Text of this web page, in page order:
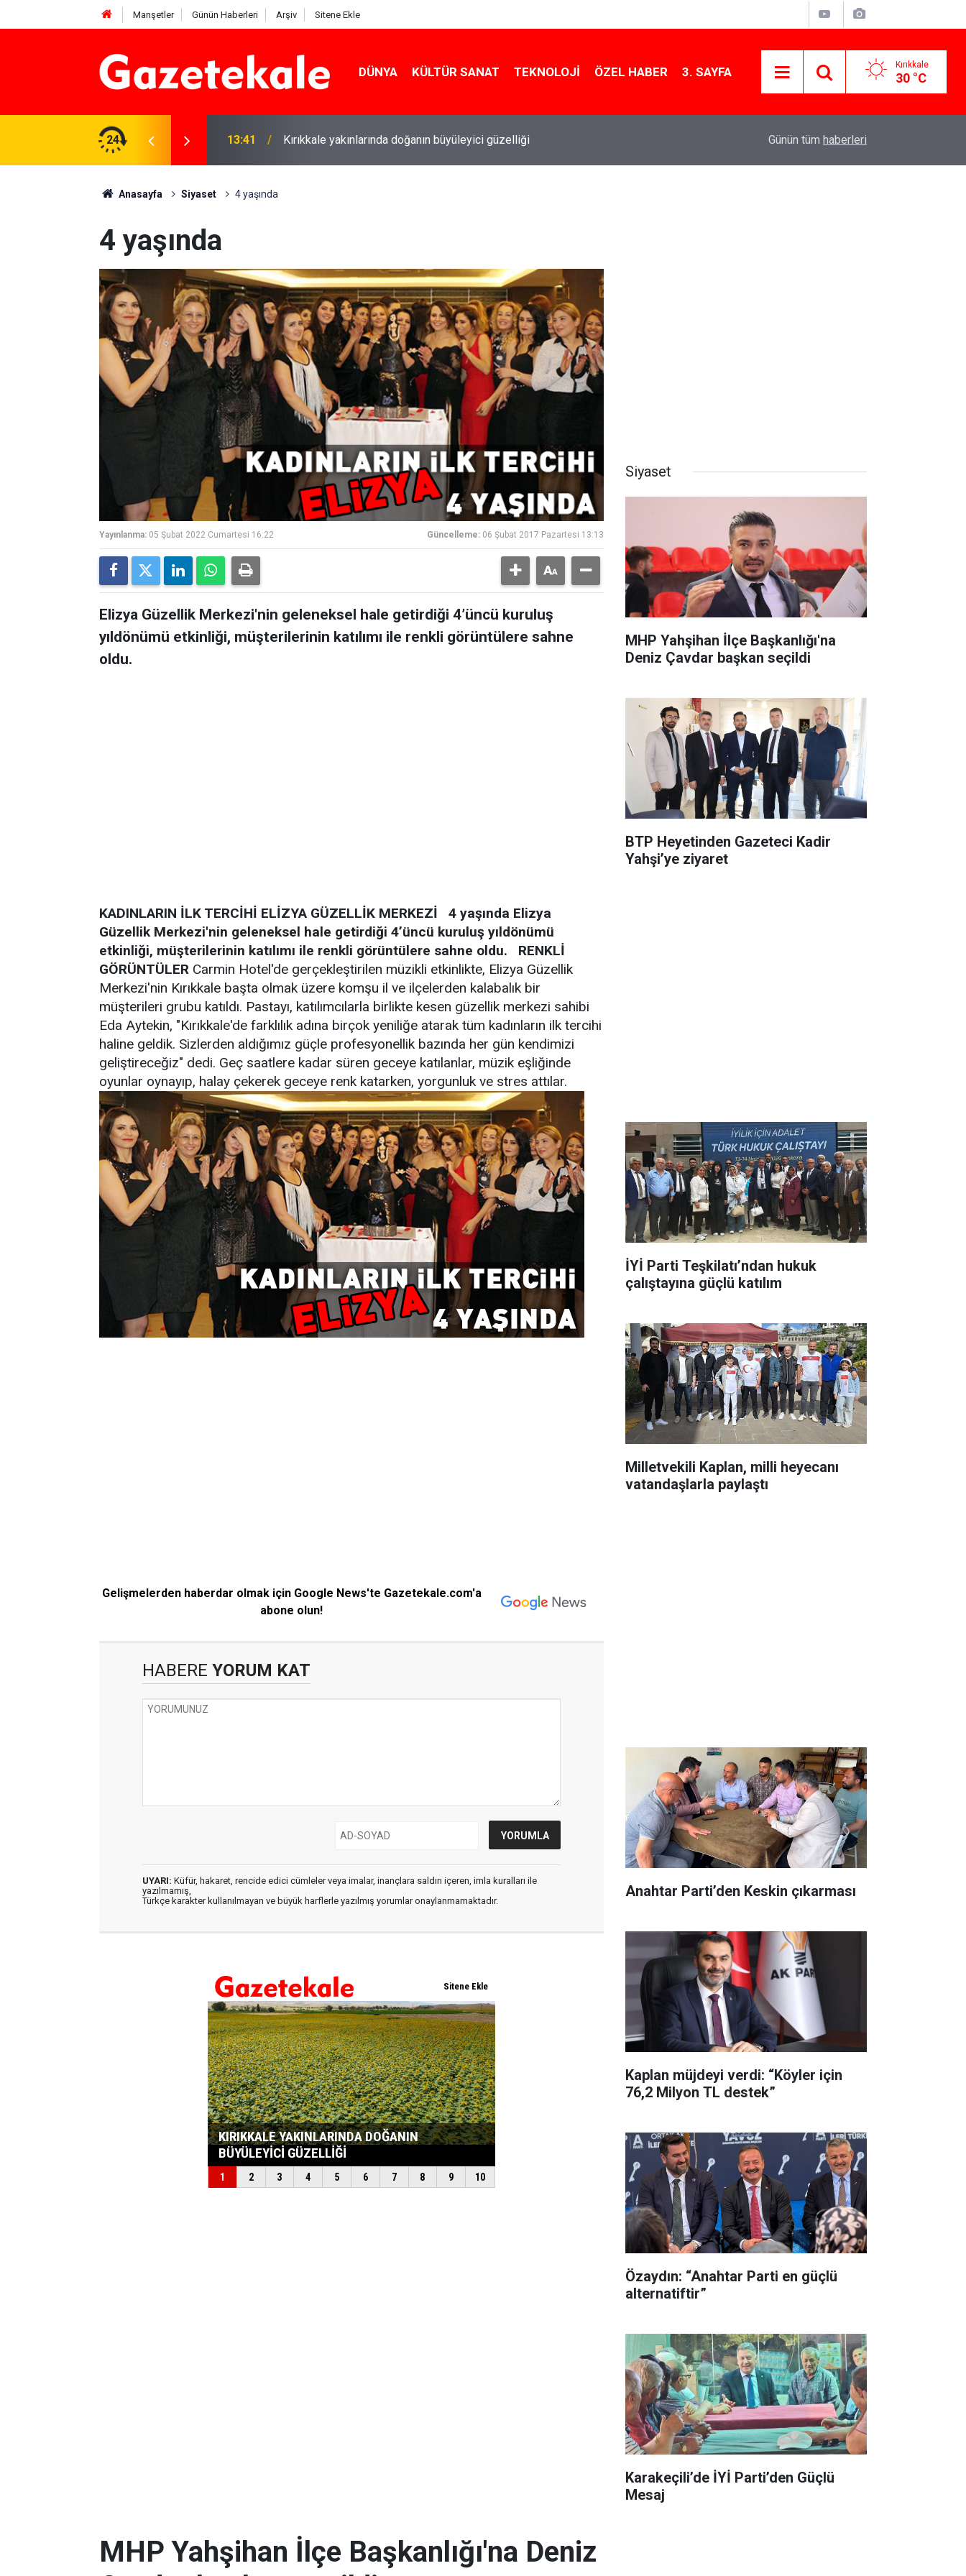
Manşetler Günün Haberleri Arşiv Sitene Ekle
DÜNYA KÜLTÜR SANAT TEKNOLOJI ÖZEL HABER 3. SAYFA Kırıkkale
30 °C
24
Çavdar başkan seçildi 13:41 Kırıkkale yakınlarında doğanın büyüleyici güzelliği Kırıkkale Çalılıöz Mahallesi'nde altyapı
Günün tüm haberleri
Anasayfa Siyaset 4 yaşında
4 yaşında
Yayınlanma: 05 Şubat 2022 Cumartesi 16:22 Güncelleme: 06 Şubat 2017 Pazartesi 13:13
Elizya Güzellik Merkezi'nin geleneksel hale getirdiği 4’üncü kuruluş
yıldönümü etkinliği, müşterilerinin katılımı ile renkli görüntülere sahne
oldu.
KADINLARIN İLK TERCİHİ ELİZYA GÜZELLİK MERKEZİ 4 yaşında Elizya
Güzellik Merkezi'nin geleneksel hale getirdiği 4’üncü kuruluş yıldönümü
etkinliği, müşterilerinin katılımı ile renkli görüntülere sahne oldu.
RENKLİ
GÖRÜNTÜLER Carmin Hotel'de gerçekleştirilen müzikli etkinlikte, Elizya Güzellik
Merkezi'nin Kırıkkale başta olmak üzere komşu il ve ilçelerden kalabalık bir
müşterileri grubu katıldı. Pastayı, katılımcılarla birlikte kesen güzellik merkezi sahibi
Eda Aytekin, "Kırıkkale'de farklılık adına birçok yeniliğe atarak tüm kadınların ilk tercihi
haline geldik. Sizlerden aldığımız güçle profesyonellik bazında her gün kendimizi
geliştireceğiz" dedi. Geç saatlere kadar süren geceye katılanlar, müzik eşliğinde
oyunlar oynayıp, halay çekerek geceye renk katarken, yorgunluk ve stres attılar.
Gelişmelerden haberdar olmak için Google News'te Gazetekale.com'a
abone olun!
HABERE YORUM KAT
UYARI: Küfür, hakaret, rencide edici cümleler veya imalar, inançlara saldırı içeren, imla kuralları ile
yazılmamış,
Türkçe karakter kullanılmayan ve büyük harflerle yazılmış yorumlar onaylanmamaktadır.
Siyaset
MHP Yahşihan İlçe Başkanlığı'na
Deniz Çavdar başkan seçildi
BTP Heyetinden Gazeteci Kadir
Yahşi’ye ziyaret
İYİ Parti Teşkilatı’ndan hukuk
çalıştayına güçlü katılım
Milletvekili Kaplan, milli heyecanı
vatandaşlarla paylaştı
Anahtar Parti’den Keskin çıkarması
Kaplan müjdeyi verdi: “Köyler için
76,2 Milyon TL destek”
Özaydın: “Anahtar Parti en güçlü
alternatiftir”
Karakeçili’de İYİ Parti’den Güçlü
Mesaj
MHP Yahşihan İlçe Başkanlığı'na Deniz